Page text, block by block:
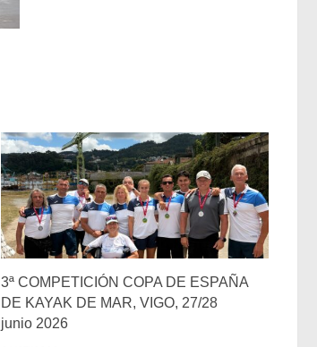
3ª COMPETICIÓN COPA DE ESPAÑA
DE KAYAK DE MAR, VIGO, 27/28
junio 2026